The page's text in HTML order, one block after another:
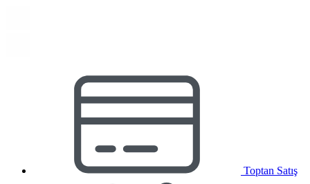
Toptan Satış